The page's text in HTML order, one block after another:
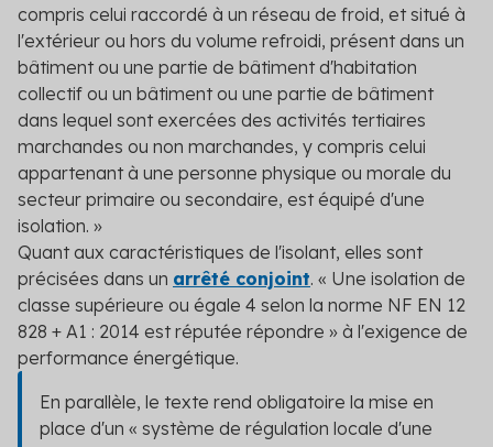
compris celui raccordé à un réseau de froid, et situé à
l'extérieur ou hors du volume refroidi, présent dans un
bâtiment ou une partie de bâtiment d'habitation
collectif ou un bâtiment ou une partie de bâtiment
dans lequel sont exercées des activités tertiaires
marchandes ou non marchandes, y compris celui
appartenant à une personne physique ou morale du
secteur primaire ou secondaire, est équipé d'une
isolation. »
Quant aux caractéristiques de l'isolant, elles sont
précisées dans un arrêté conjoint. « Une isolation de
classe supérieure ou égale 4 selon la norme NF EN 12
828 + A1 : 2014 est réputée répondre » à l'exigence de
performance énergétique.
En parallèle, le texte rend obligatoire la mise en
place d'un « système de régulation locale d'une